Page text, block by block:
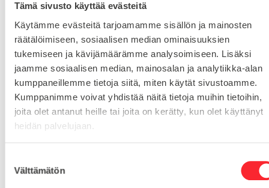
Tämä sivusto käyttää evästeitä
Käytämme evästeitä tarjoamamme sisällön ja mainosten
räätälöimiseen, sosiaalisen median ominaisuuksien
tukemiseen ja kävijämäärämme analysoimiseen. Lisäksi
jaamme sosiaalisen median, mainosalan ja analytiikka-alan
kumppaneillemme tietoja siitä, miten käytät sivustoamme.
Kumppanimme voivat yhdistää näitä tietoja muihin tietoihin,
joita olet antanut heille tai joita on kerätty, kun olet käyttänyt
heidän palvelujaan.
Välttämätön
Teollisuuspyörät
MATERIAALI
MYYNTIERÄ
1
Lataa tuoteinfo (saksa/englanti)
Lataa 3D-tiedosto (Step-tiedosto)